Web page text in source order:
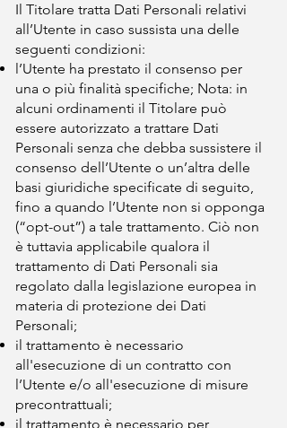
Il Titolare tratta Dati Personali relativi
all’Utente in caso sussista una delle
seguenti condizioni:
l’Utente ha prestato il consenso per
una o più finalità specifiche; Nota: in
alcuni ordinamenti il Titolare può
essere autorizzato a trattare Dati
Personali senza che debba sussistere il
consenso dell’Utente o un’altra delle
basi giuridiche specificate di seguito,
fino a quando l’Utente non si opponga
(“opt-out”) a tale trattamento. Ciò non
è tuttavia applicabile qualora il
trattamento di Dati Personali sia
regolato dalla legislazione europea in
materia di protezione dei Dati
Personali;
il trattamento è necessario
all'esecuzione di un contratto con
l’Utente e/o all'esecuzione di misure
precontrattuali;
il trattamento è necessario per